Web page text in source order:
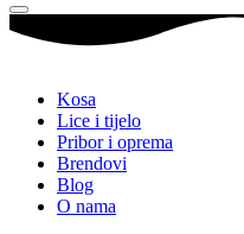
Kosa
Lice i tijelo
Pribor i oprema
Brendovi
Blog
O nama